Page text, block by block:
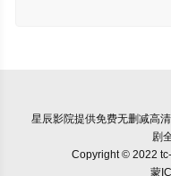
星辰影院提供免费无删减高
剧
Copyright © 2022
蒙